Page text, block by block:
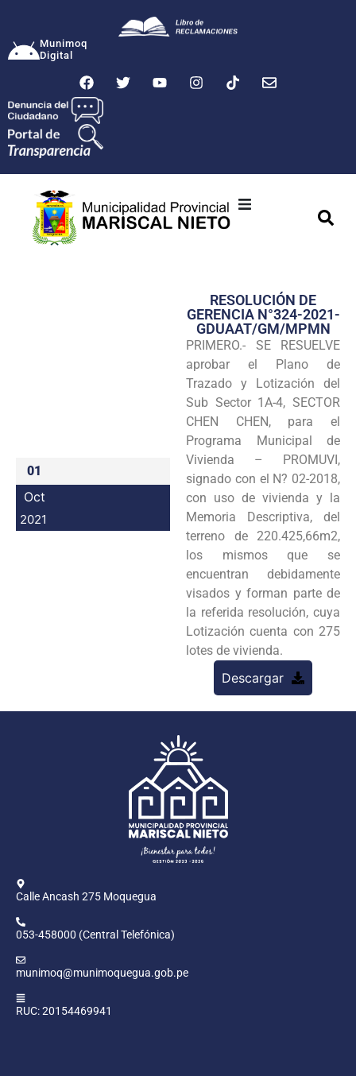
Munimoq
Digital
Transparencia
Seguridad
Programas
Intranet
01
Oct
2021
RESOLUCIÓN DE
GERENCIA N°324-2021-
GDUAAT/GM/MPMN
PRIMERO.- SE RESUELVE
aprobar el Plano de
Trazado y Lotización del
Sub Sector 1A-4, SECTOR
CHEN CHEN, para el
Programa Municipal de
Vivienda – PROMUVI,
signado con el N? 02-2018,
con uso de vivienda y la
Memoria Descriptiva, del
terreno de 220.425,66m2,
los mismos que se
encuentran debidamente
visados y forman parte de
la referida resolución, cuya
Lotización cuenta con 275
lotes de vivienda.
Descargar
Calle Ancash 275 Moquegua
053-458000 (Central Telefónica)
munimoq@munimoquegua.gob.pe
RUC: 20154469941